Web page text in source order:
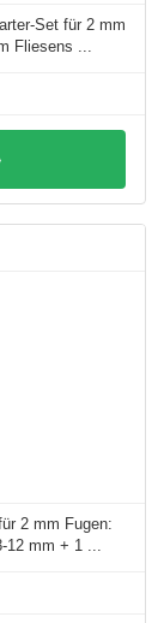
Set für 2 mm
Fliesens ...
2 mm Fugen:
12 mm + 1 ...